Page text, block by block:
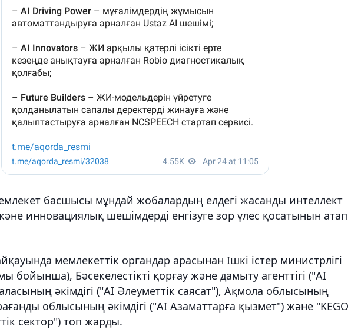
басшысы мұндай жобалардың елдегі жасанды интеллект
инновациялық шешімдерді енгізуге зор үлес қосатынын атап
мемлекеттік органдар арасынан Ішкі істер министрлігі
бойынша), Бәсекелестікті қорғау және дамыту агенттігі ("AI
әкімдігі ("AI Әлеуметтік саясат"), Ақмола облысының
облысының әкімдігі ("AI Азаматтарға қызмет") және
сектор") топ жарды.